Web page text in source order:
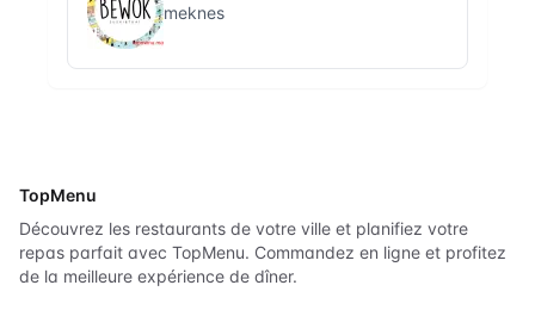
meknes
TopMenu
Découvrez les restaurants de votre ville et planifiez votre
repas parfait avec TopMenu. Commandez en ligne et profitez
de la meilleure expérience de dîner.